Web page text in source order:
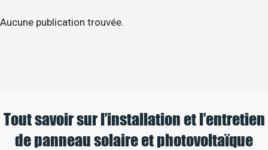
Aucune publication trouvée.
Tout savoir sur l’installation et l’entretien
de panneau solaire et photovoltaïque